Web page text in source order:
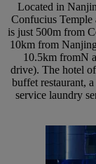
Located in
Confucius
is just 500m from
10km from
10.5km fromN
drive). The hotel
buffet restaurant,
service laundry